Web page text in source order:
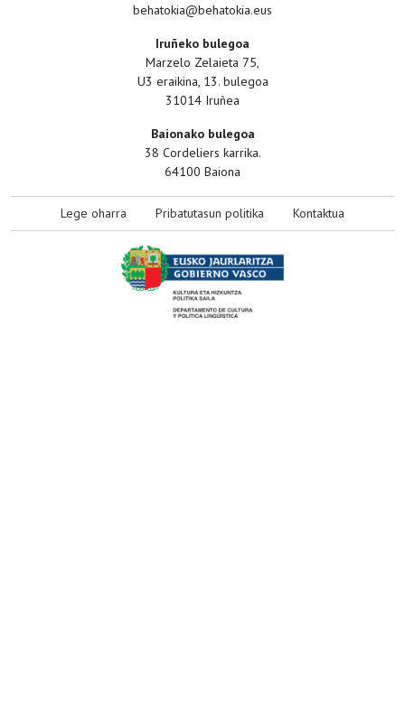
behatokia@behatokia.eus
Iruñeko bulegoa
Marzelo Zelaieta 75,
U3 eraikina, 13. bulegoa
31014 Iruñea
Baionako bulegoa
38 Cordeliers karrika.
64100 Baiona
Lege oharra Pribatutasun politika Kontaktua